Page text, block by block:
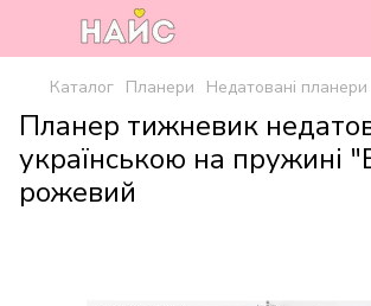
Каталог Планери Недатовані планери
Планер тижневик
українською на пружині
рожевий